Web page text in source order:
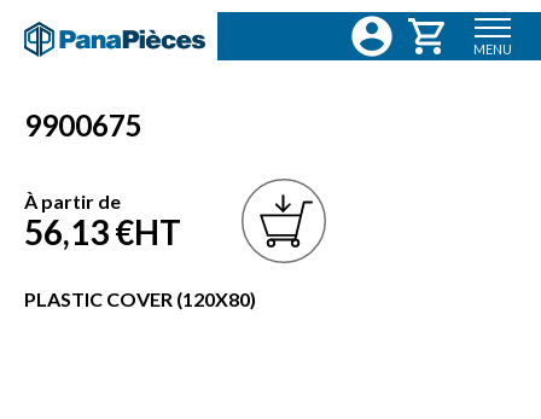
MENU
9900675
À partir de
56,13 €HT
PLASTIC COVER (120X80)